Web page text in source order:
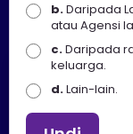
Penafian :
Pelancongan
disebabkan oleh
yang diperolehi
b.Daripada
atau Agensi
c.Daripada
keluarga.
d.Lain-lain.
Apa Khabar!
Pelancongan, Seni